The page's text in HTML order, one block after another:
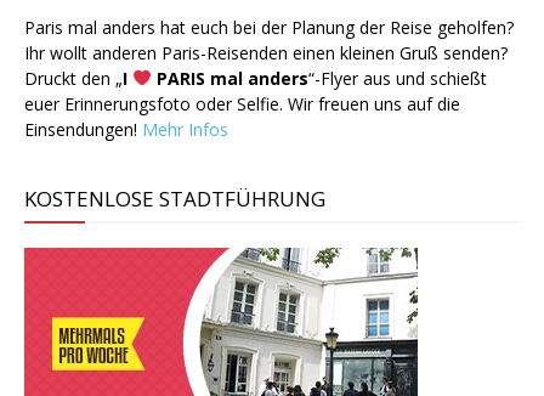
Paris mal anders hat euch bei der Planung der Reise geholfen?
Ihr wollt anderen Paris-Reisenden einen kleinen Gruß senden?
Druckt den „I PARIS mal anders“-Flyer aus und schießt
euer Erinnerungsfoto oder Selfie. Wir freuen uns auf die
Einsendungen! Mehr Infos
KOSTENLOSE STADTFÜHRUNG